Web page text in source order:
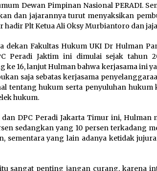
Dewan Pimpinan Nasional PERADI.
dan jajarannya turut menyaksikan
hadir Plt Ketua Ali Oksy Murbiantoro dan
dekan Fakultas Hukum UKI Dr Hulman
Peradi Jaktim ini dimulai sejak tahun
ke 16, lanjut Hulman bahwa kerjasama ini
saja sebatas kerjasama
tentang hukum serta penyuluhan hukum
hukum.
dan DPC Peradi Jakarta Timur ini,
sedangkan yang 10 persen terkadang
sementara yang lain adanya ketidak
sangat penting jangan curang, karena